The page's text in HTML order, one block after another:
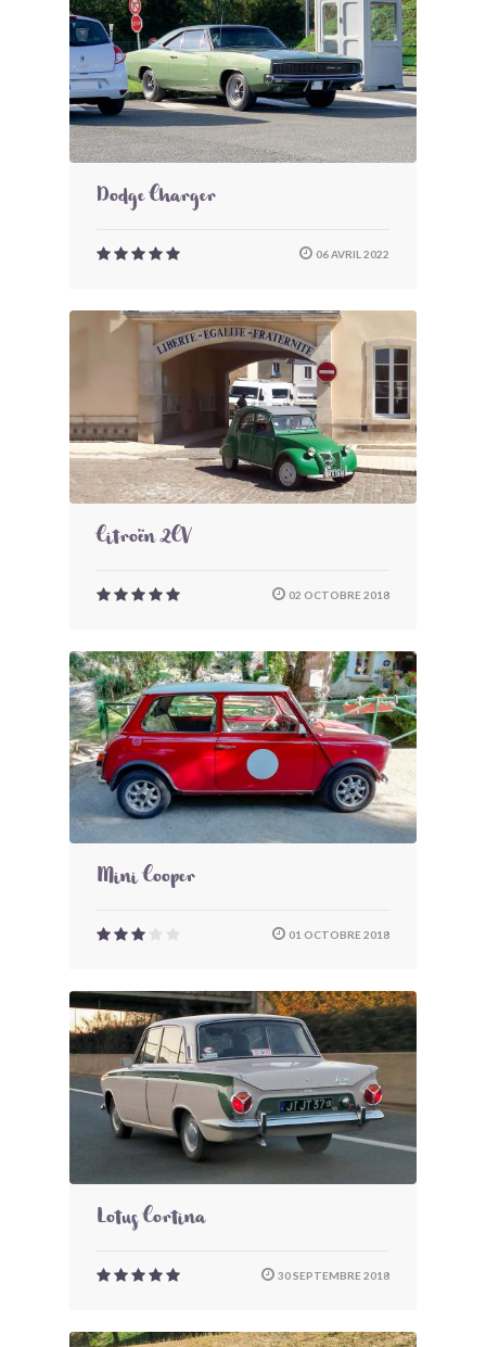
Dodge Charger
06 AVRIL 2022
Citroën 2CV
02 OCTOBRE 2018
Mini Cooper
01 OCTOBRE 2018
Lotus Cortina
30 SEPTEMBRE 2018